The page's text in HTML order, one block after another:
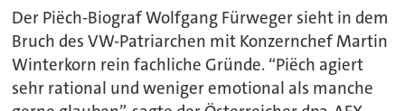
Der Piëch-Biograf Wolfgang Fürweger sieht in dem
Bruch des VW-Patriarchen mit Konzernchef Martin
Winterkorn rein fachliche Gründe. “Piëch agiert
sehr rational und weniger emotional als manche